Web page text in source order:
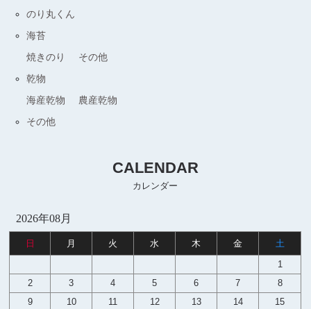
のり丸くん
海苔
焼きのり
その他
乾物
海産乾物
農産乾物
その他
CALENDAR
カレンダー
2026年08月
日 月 火 水 木 金
土
1
2
3 4 5 6 7
8
9
10 11 12 13 14
15